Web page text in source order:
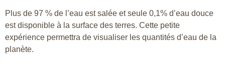
Plus de 97 % de l’eau est salée et seule 0,1% d’eau douce
est disponible à la surface des terres. Cette petite
expérience permettra de visualiser les quantités d’eau de la
planète.